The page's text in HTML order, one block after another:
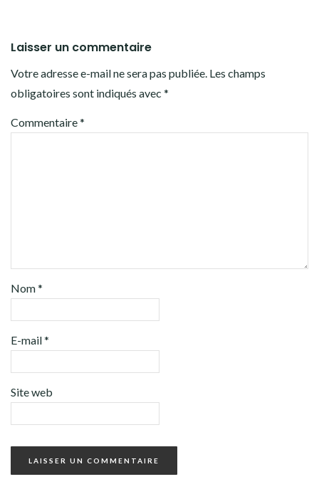
Laisser un commentaire
Votre adresse e-mail ne sera pas publiée. Les champs
obligatoires sont indiqués avec *
Commentaire*
Nom*
E-mail*
Site web